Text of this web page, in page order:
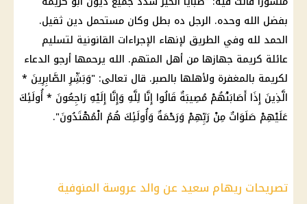
بفضل الله وحده. الرجل ده بطل وكان مستحمل دين ثقيل.
الحمد لله وفي الطريق لإنهاء الإجراءات القانونية لتسليم
عائلة كريمة جهازها من أهل المتهم. الله يرحمها أرجو الدعاء
لكريمة بالمغفرة ولأهلها بالصبر. قال تعالى: "وَبَشِّرِ الصَّابِرِينَ *
الَّذِينَ إِذَا أَصَابَتْهُمْ مُصِيبَةٌ قَالُوا إِنَّا لِلَّهِ وَإِنَّا إِلَيْهِ رَاجِعُونَ * أُولَئِكَ
عَلَيْهِمْ صَلَوَاتٌ مِنْ رَبِّهِمْ وَرَحْمَةٌ وَأُولَئِكَ هُمُ الْمُهْتَدُونَ".
تصريحات ريهام سعيد عن والد عروسة المنوفية